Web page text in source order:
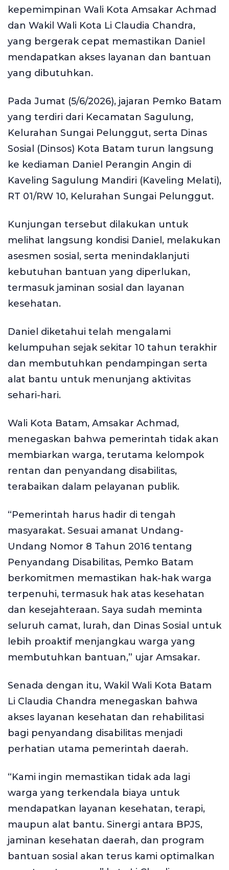
kepemimpinan Wali Kota Amsakar Achmad
dan Wakil Wali Kota Li Claudia Chandra,
yang bergerak cepat memastikan Daniel
mendapatkan akses layanan dan bantuan
yang dibutuhkan.
Pada Jumat (5/6/2026), jajaran Pemko Batam
yang terdiri dari Kecamatan Sagulung,
Kelurahan Sungai Pelunggut, serta Dinas
Sosial (Dinsos) Kota Batam turun langsung
ke kediaman Daniel Perangin Angin di
Kaveling Sagulung Mandiri (Kaveling Melati),
RT 01/RW 10, Kelurahan Sungai Pelunggut.
Kunjungan tersebut dilakukan untuk
melihat langsung kondisi Daniel, melakukan
asesmen sosial, serta menindaklanjuti
kebutuhan bantuan yang diperlukan,
termasuk jaminan sosial dan layanan
kesehatan.
Daniel diketahui telah mengalami
kelumpuhan sejak sekitar 10 tahun terakhir
dan membutuhkan pendampingan serta
alat bantu untuk menunjang aktivitas
sehari-hari.
Wali Kota Batam, Amsakar Achmad,
menegaskan bahwa pemerintah tidak akan
membiarkan warga, terutama kelompok
rentan dan penyandang disabilitas,
terabaikan dalam pelayanan publik.
“Pemerintah harus hadir di tengah
masyarakat. Sesuai amanat Undang-
Undang Nomor 8 Tahun 2016 tentang
Penyandang Disabilitas, Pemko Batam
berkomitmen memastikan hak-hak warga
terpenuhi, termasuk hak atas kesehatan
dan kesejahteraan. Saya sudah meminta
seluruh camat, lurah, dan Dinas Sosial untuk
lebih proaktif menjangkau warga yang
membutuhkan bantuan,” ujar Amsakar.
Senada dengan itu, Wakil Wali Kota Batam
Li Claudia Chandra menegaskan bahwa
akses layanan kesehatan dan rehabilitasi
bagi penyandang disabilitas menjadi
perhatian utama pemerintah daerah.
“Kami ingin memastikan tidak ada lagi
warga yang terkendala biaya untuk
mendapatkan layanan kesehatan, terapi,
maupun alat bantu. Sinergi antara BPJS,
jaminan kesehatan daerah, dan program
bantuan sosial akan terus kami optimalkan